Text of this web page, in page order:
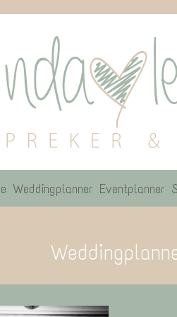
Weddingplanner Eventplanner